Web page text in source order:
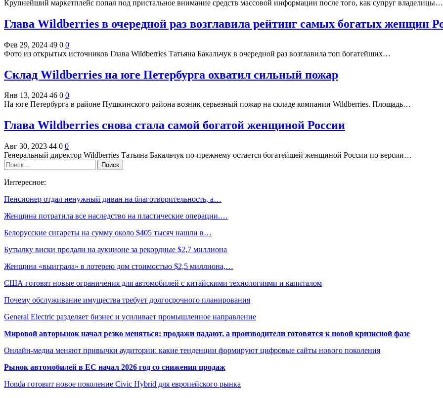
Крупнейший маркетплейс попал под пристальное внимание средств массовой информации после того, как супруг владелицы…
Глава Wildberries в очередной раз возглавила рейтинг самых богатых женщин
Фев 29, 2024 49 0 0
Фото из открытых источников Глава Wildberries Татьяна Бакальчук в очередной раз возглавила топ богатейших…
Склад Wildberries на юге Петербурга охватил сильный пожар
Янв 13, 2024 46 0 0
На юге Петербурга в районе Пушкинского района возник серьезный пожар на складе компании Wildberries. Площадь…
Глава Wildberries снова стала самой богатой женщиной России
Авг 30, 2023 44 0 0
Генеральный директор Wildberries Татьяна Бакальчук по-прежнему остается богатейшей женщиной России по версии…
Интересное:
Пенсионер отдал ненужный диван на благотворительность, а…
Женщина потратила все наследство на пластические операции.…
Белорусские сигареты на сумму около $405 тысяч нашли в…
Бутылку виски продали на аукционе за рекордные $2,7 миллиона
Женщина «выиграла» в лотерею дом стоимостью $2,5 миллиона,…
США готовят новые ограничения для автомобилей с китайскими технологиями и капиталом
Почему обслуживание имущества требует долгосрочного планирования
General Electric разделяет бизнес и усиливает промышленное направление
Мировой авторынок начал резко меняться: продажи падают, а производители готовятся к новой кризисной фазе
Онлайн-медиа меняют привычки аудитории: какие тенденции формируют цифровые сайты нового поколения
Рынок автомобилей в ЕС начал 2026 год со снижения продаж
Honda готовит новое поколение Civic Hybrid для европейского рынка